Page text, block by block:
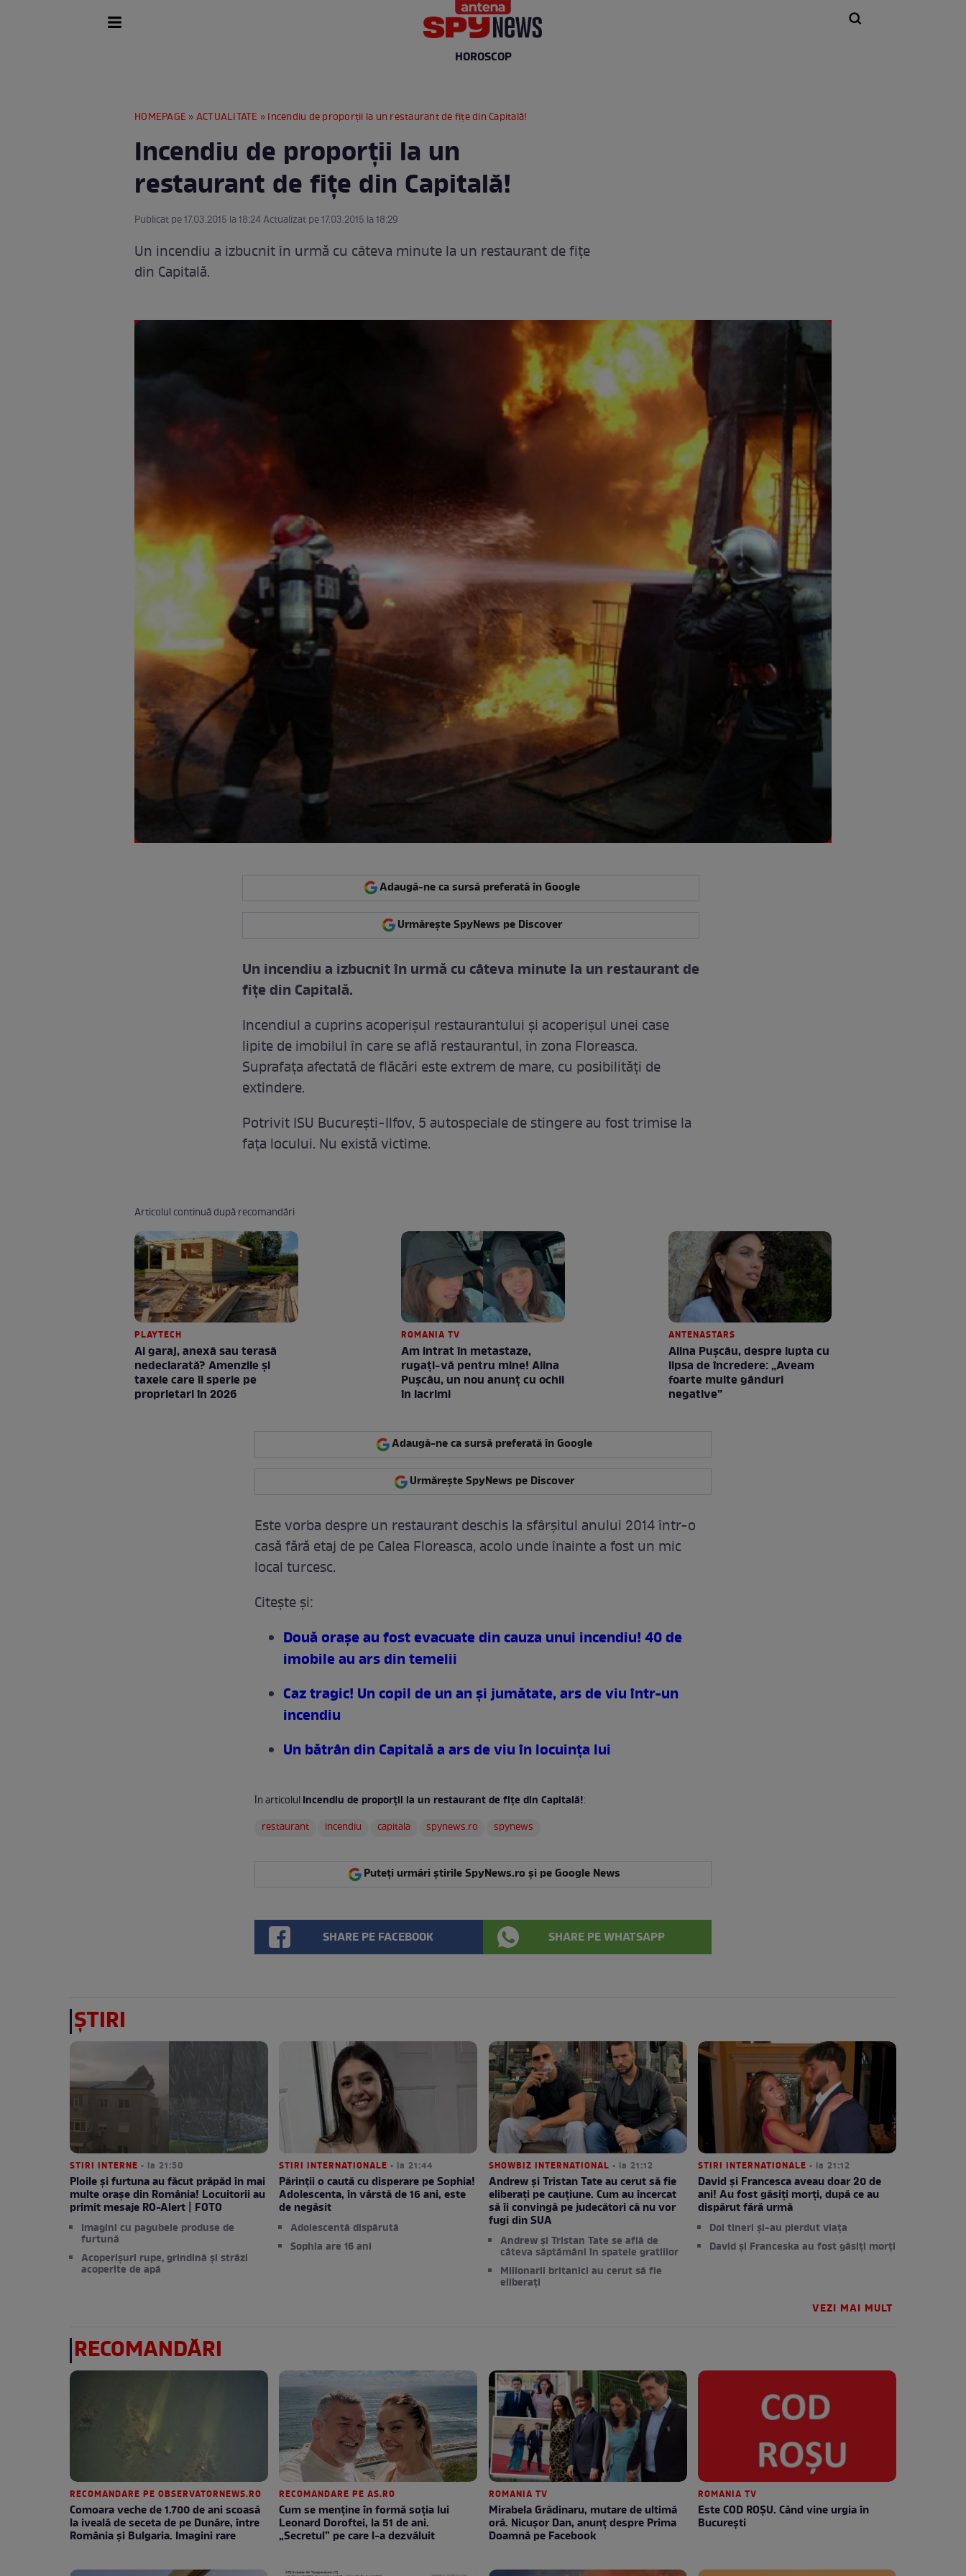
HOROSCOP
HOMEPAGE »ACTUALITATE » Incendiu de proporţii la un restaurant de fiţe din Capitală!
Incendiu de proporţii la un
restaurant de fiţe din Capitală!
Publicat pe 17.03.2015 la 18:24 Actualizat pe 17.03.2015 la 18:29
Un incendiu a izbucnit în urmă cu câteva minute la un restaurant de fiţe
din Capitală.
Adaugă-ne ca sursă preferată în Google
Urmărește SpyNews pe Discover
Un incendiu a izbucnit în urmă cu câteva minute la un restaurant de
fiţe din Capitală.
Incendiul a cuprins acoperișul restaurantului și acoperișul unei case
lipite de imobilul în care se află restaurantul, în zona Floreasca.
Suprafața afectată de flăcări este extrem de mare, cu posibilități de
extindere.
Potrivit ISU București-Ilfov, 5 autospeciale de stingere au fost trimise la
fața locului. Nu există victime.
Articolul continuă după recomandări
PLAYTECH
Ai garaj, anexă sau terasă
nedeclarată? Amenzile și
taxele care îi sperie pe
proprietari în 2026
ROMANIA TV
Am intrat în metastaze,
rugaţi-vă pentru mine! Alina
Puşcău, un nou anunţ cu ochii
în lacrimi
ANTENASTARS
Alina Pușcău, despre lupta cu
lipsa de încredere: „Aveam
foarte multe gânduri
negative”
Adaugă-ne ca sursă preferată în Google
Urmărește SpyNews pe Discover
Este vorba despre un restaurant deschis la sfârșitul anului 2014 într-o
casă fără etaj de pe Calea Floreasca, acolo unde înainte a fost un mic
local turcesc.
Citeşte şi:
Două oraşe au fost evacuate din cauza unui incendiu! 40 de
imobile au ars din temelii
Caz tragic! Un copil de un an şi jumătate, ars de viu într-un
incendiu
Un bătrân din Capitală a ars de viu în locuinţa lui
În articolulIncendiu de proporţii la un restaurant de fiţe din Capitală!:
restaurant
incendiu capitala spynews.ro spynews
Puteți urmări știrile SpyNews.ro și pe Google News
SHARE PE FACEBOOK SHARE PE WHATSAPP
ȘTIRI
STIRI INTERNE • la 21:50
Ploile și furtuna au făcut prăpăd în mai
multe orașe din România! Locuitorii au
primit mesaje RO-Alert | FOTO
Imagini cu pagubele produse de
furtună
Acoperișuri rupe, grindină și străzi
acoperite de apă
STIRI INTERNATIONALE • la 21:44
Părinții o caută cu disperare pe Sophia!
Adolescenta, în vârstă de 16 ani, este
de negăsit
Adolescentă dispărută
Sophia are 16 ani
SHOWBIZ INTERNATIONAL • la 21:12
Andrew și Tristan Tate au cerut să fie
eliberați pe cauțiune. Cum au încercat
să îi convingă pe judecători că nu vor
fugi din SUA
Andrew și Tristan Tate se află de
câteva săptămâni în spatele gratiilor
Milionarii britanici au cerut să fie
eliberați
STIRI INTERNATIONALE • la 21:12
David și Francesca aveau doar 20 de
ani! Au fost găsiți morți, după ce au
dispărut fără urmă
Doi tineri și-au pierdut viața
David și Franceska au fost găsiți morți
VEZI MAI MULT
RECOMANDĂRI
RECOMANDARE PE OBSERVATORNEWS.RO
Comoara veche de 1.700 de ani scoasă
la iveală de seceta de pe Dunăre, între
România şi Bulgaria. Imagini rare
RECOMANDARE PE AS.RO
Cum se menţine în formă soţia lui
Leonard Doroftei, la 51 de ani.
„Secretul” pe care l-a dezvăluit
ROMANIA TV
Mirabela Grădinaru, mutare de ultimă
oră. Nicuşor Dan, anunţ despre Prima
Doamnă pe Facebook
ROMANIA TV
Este COD ROŞU. Când vine urgia în
Bucureşti